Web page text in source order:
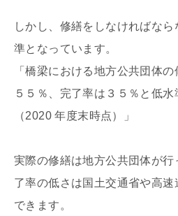
しかし、修繕をしなければな
準となっています。
「橋梁における地方公共団体
５５％、完了率は３５％と低水
（2020 年度末時点）」
実際の修繕は地方公共団体が
了率の低さは国土交通省や高
できます。